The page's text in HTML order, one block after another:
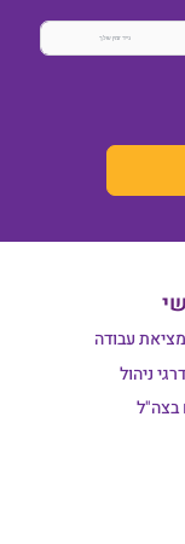
עבודה
ניהול
בצה"ל